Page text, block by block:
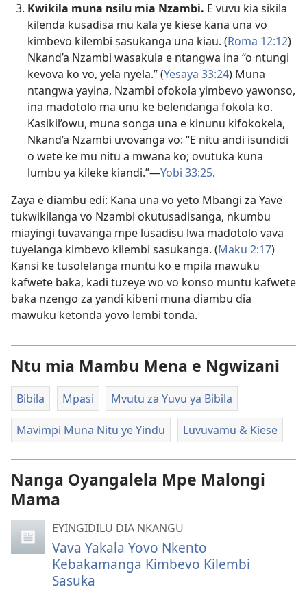
Kwikila muna nsilu mia Nzambi. E vuvu kia sikila
kilenda kusadisa mu kala ye kiese kana una vo
kimbevo kilembi sasukanga una kiau. (Roma 12:12)
Nkand’a Nzambi wasakula e ntangwa ina “o ntungi
kevova ko vo, yela nyela.” (Yesaya 33:24) Muna
ntangwa yayina, Nzambi ofokola yimbevo yawonso,
ina madotolo ma unu ke belendanga fokola ko.
Kasikil’owu, muna songa una e kinunu kifokokela,
Nkand’a Nzambi uvovanga vo: “E nitu andi isundidi
o wete ke mu nitu a mwana ko; ovutuka kuna
lumbu ya kileke kiandi.”—Yobi 33:25.
Zaya e diambu edi: Kana una vo yeto Mbangi za Yave
tukwikilanga vo Nzambi okutusadisanga, nkumbu
miayingi tuvavanga mpe lusadisu lwa madotolo vava
tuyelanga kimbevo kilembi sasukanga. (Maku 2:17)
Kansi ke tusolelanga muntu ko e mpila mawuku
kafwete baka, kadi tuzeye wo vo konso muntu kafwete
baka nzengo za yandi kibeni muna diambu dia
mawuku ketonda yovo lembi tonda.
Ntu mia Mambu Mena e Ngwizani
Bibila Mpasi Mvutu za Yuvu ya Bibila
Mavimpi Muna Nitu ye Yindu Luvuvamu & Kiese
Nanga Oyangalela Mpe Malongi
Mama
EYINGIDILU DIA NKANGU
Vava Yakala Yovo Nkento
Kebakamanga Kimbevo Kilembi
Sasuka